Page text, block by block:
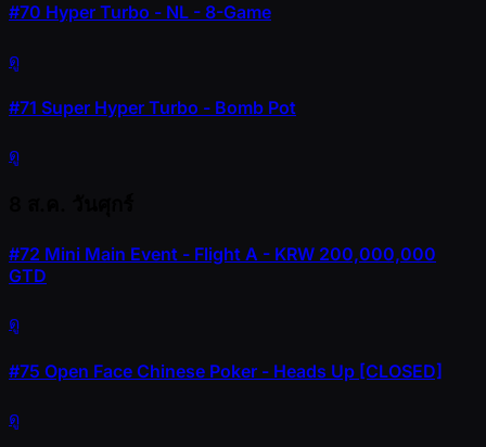
#70 Hyper Turbo - NL - 8-Game
ดู
#71 Super Hyper Turbo - Bomb Pot
ดู
#72 Mini Main Event - Flight A - KRW 200,000,000
GTD
ดู
#75 Open Face Chinese Poker - Heads Up [CLOSED]
ดู